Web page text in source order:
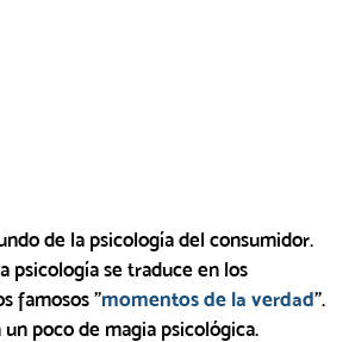
de la psicología del consumidor.
psicología se traduce en los
famosos "momentos de la verdad".
poco de magia psicológica.